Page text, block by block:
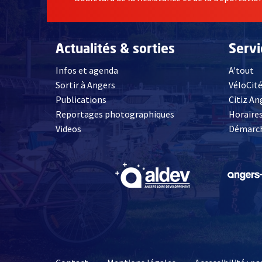
Actualités & sorties
Infos et agenda
Sortir à Angers
Publications
Reportages photographiques
Videos, Ouvre une nouvelle fenêtre
A'tout
VéloCité
Citiz
, Ouvre une